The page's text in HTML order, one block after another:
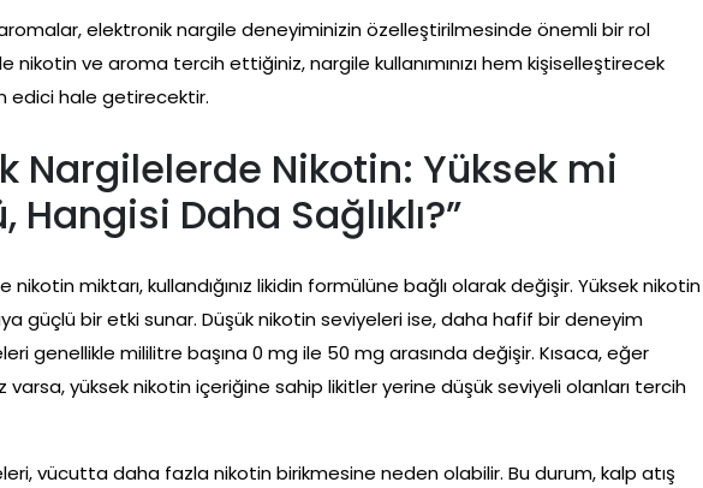
elektronik nargile deneyiminizin özelleştirilmesinde önemli bir rol
nikotin ve aroma tercih ettiğiniz, nargile kullanımınızı hem kişiselleştirecek
hale getirecektir.
Nargilelerde Nikotin: Yüksek mi
Hangisi Daha Sağlıklı?”
nikotin miktarı, kullandığınız likidin formülüne bağlı olarak değişir. Yüksek nikotin
güçlü bir etki sunar. Düşük nikotin seviyeleri ise, daha hafif bir deneyim
genellikle mililitre başına 0 mg ile 50 mg arasında değişir. Kısaca, eğer
yüksek nikotin içeriğine sahip likitler yerine düşük seviyeli olanları tercih
vücutta daha fazla nikotin birikmesine neden olabilir. Bu durum, kalp atış